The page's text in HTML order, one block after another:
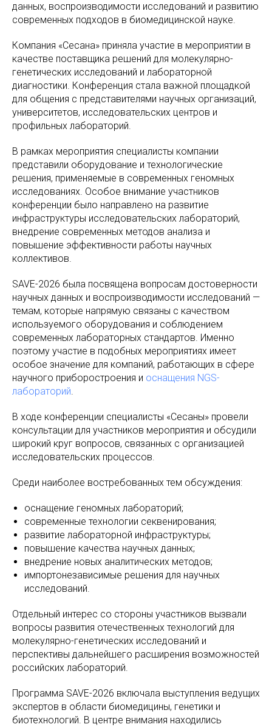
данных, воспроизводимости исследований и развитию
современных подходов в биомедицинской науке.
Компания «Сесана» приняла участие в мероприятии в
качестве поставщика решений для молекулярно-
генетических исследований и лабораторной
диагностики. Конференция стала важной площадкой
для общения с представителями научных организаций,
университетов, исследовательских центров и
профильных лабораторий.
В рамках мероприятия специалисты компании
представили оборудование и технологические
решения, применяемые в современных геномных
исследованиях. Особое внимание участников
конференции было направлено на развитие
инфраструктуры исследовательских лабораторий,
внедрение современных методов анализа и
повышение эффективности работы научных
коллективов.
SAVE-2026 была посвящена вопросам достоверности
научных данных и воспроизводимости исследований —
темам, которые напрямую связаны с качеством
используемого оборудования и соблюдением
современных лабораторных стандартов. Именно
поэтому участие в подобных мероприятиях имеет
особое значение для компаний, работающих в сфере
научного приборостроения и оснащения NGS-
лабораторий.
В ходе конференции специалисты «Сесаны» провели
консультации для участников мероприятия и обсудили
широкий круг вопросов, связанных с организацией
исследовательских процессов.
Среди наиболее востребованных тем обсуждения:
оснащение геномных лабораторий;
современные технологии секвенирования;
развитие лабораторной инфраструктуры;
повышение качества научных данных;
внедрение новых аналитических методов;
импортонезависимые решения для научных
исследований.
Отдельный интерес со стороны участников вызвали
вопросы развития отечественных технологий для
молекулярно-генетических исследований и
перспективы дальнейшего расширения возможностей
российских лабораторий.
Программа SAVE-2026 включала выступления ведущих
экспертов в области биомедицины, генетики и
биотехнологий. В центре внимания находились